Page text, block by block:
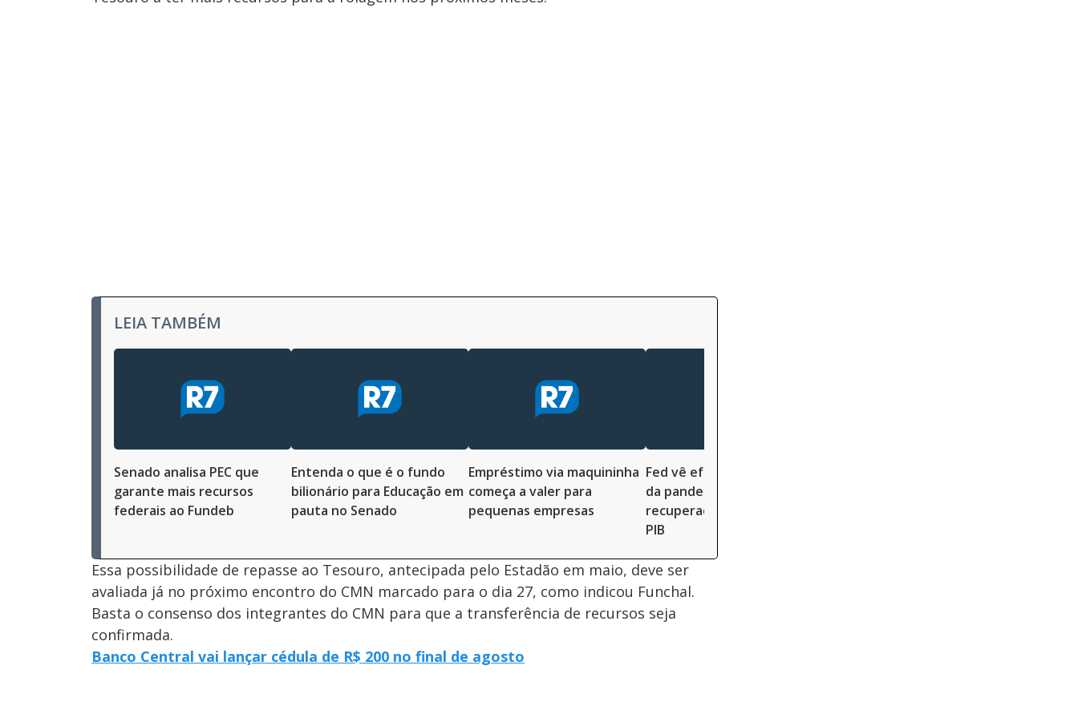
LEIA TAMBÉM
Senado analisa PEC que
garante mais recursos
federais ao Fundeb
Entenda o que é o fundo
bilionário para Educação em
pauta no Senado
Empréstimo via maquininha
começa a valer para
pequenas empresas
Fed vê efeito 'substancial'
da pandemia e projeta
recuperação mais fraca do
PIB
Essa possibilidade de repasse ao Tesouro, antecipada pelo Estadão em maio, deve ser
avaliada já no próximo encontro do CMN marcado para o dia 27, como indicou Funchal.
Basta o consenso dos integrantes do CMN para que a transferência de recursos seja
confirmada.
Banco Central vai lançar cédula de R$ 200 no final de agosto